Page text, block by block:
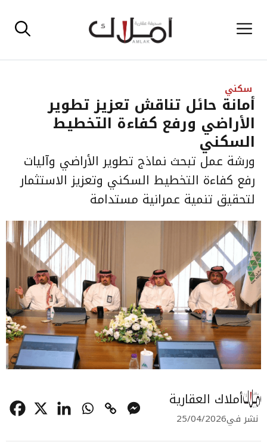
إلى القائمة
سكني
أمانة حائل تناقش تعزيز تطوير
الأراضي ورفع كفاءة التخطيط
السكني
ورشة عمل تبحث نماذج تطوير الأراضي وآليات
رفع كفاءة التخطيط السكني وتعزيز الاستثمار
لتحقيق تنمية عمرانية مستدامة
أملاك العقارية
نشر في25/04/2026